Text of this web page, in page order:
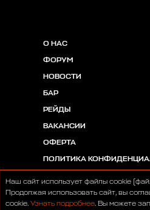
О НАС
ФОРУМ
НОВОСТИ
БАР
РЕЙДЫ
ВАКАНСИИ
ОФЕРТА
ПОЛИТИКА
Наш сайт использует файлы cookie
Продолжая использовать сайт, вы
cookie. Узнать подробнее. Вы можете